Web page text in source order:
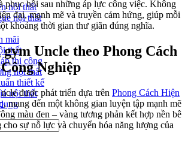
nội thất
nội thất
mãi
thất
thi công
nội thất
thiết kế
nội thất
phục hồi sau những áp lực công việc. Không
đại, mạnh mẽ và truyền cảm hứng, giúp mỗi
khoảng thời gian thư giãn đúng nghĩa.
gym Uncle theo Phong Cách
Nghiệp
được phát triển dựa trên Phong Cách Hiện
, mang đến một không gian luyện tập mạnh mẽ
màu đen – vàng tương phản kết hợp nền bê
sự nỗ lực và chuyển hóa năng lượng của